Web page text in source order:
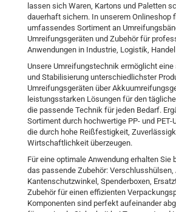
lassen sich Waren, Kartons und Paletten
dauerhaft sichern. In unserem Onlineshop
umfassendes Sortiment an
Umreifungsgeräten und Zubehör für
Anwendungen in Industrie, Logistik,
Unsere Umreifungstechnik ermöglicht eine
und Stabilisierung unterschiedlichster
Umreifungsgeräten über
leistungsstarken Lösungen für den
die passende Technik für jeden Bedarf.
Sortiment durch hochwertige PP- und PET-
die durch hohe Reißfestigkeit,
Wirtschaftlichkeit überzeugen.
Für eine optimale Anwendung erhalten Sie
das passende Zubehör: Verschlusshülsen,
Kantenschutzwinkel, Spenderboxen,
Zubehör für einen effizienten
Komponenten sind perfekt aufeinander